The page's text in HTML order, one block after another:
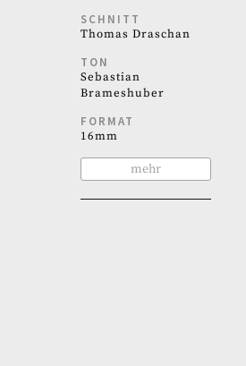
SCHNITT
Thomas Draschan
TON
Sebastian
Brameshuber
FORMAT
16mm
mehr